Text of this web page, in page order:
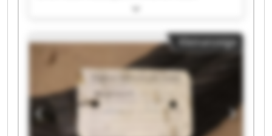
Absaugtechnik GmbH D&M Absaugtechnik
Absaugtechnik GmbH D&M Absaugtechnik
GmbH D&M Absaugtechnik GmbH D&M
Absaugtechnik GmbH D&M Absaugtechnik
GmbH D&M Absaugtechnik GmbH D&M
Absaugtechnik GmbH D&M Absaugtechnik
GmbH D&M Absaugtechnik GmbH D&M
Absaugtechnik GmbH D&M Absaugtechnik
GmbH D&M Absaugtechnik GmbH D&M
Kleinanzeige